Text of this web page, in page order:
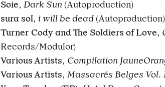
Soie, Dark Sun (Autoproduction)
sura sol, i will be dead (Autoproduction)
Turner Cody and The Soldiers of Love,
Records/Modulor)
Various Artists, Compilation
Various Artists, Massacrés Belges Vol.